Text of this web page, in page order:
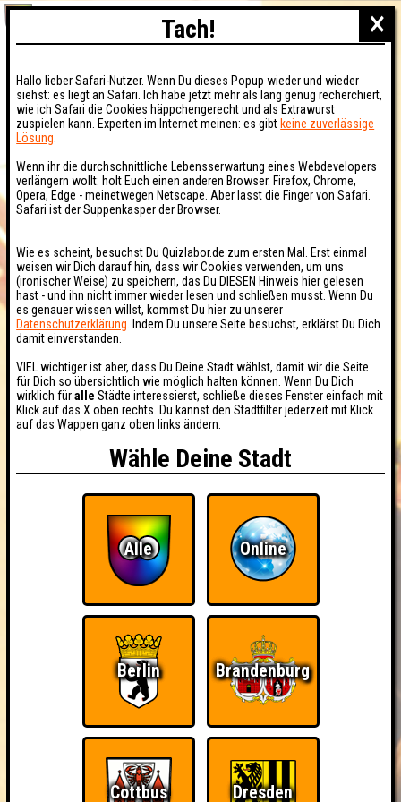
×
Tach!
Hallo lieber Safari-Nutzer. Wenn Du dieses Popup wieder und wieder
siehst: es liegt an Safari. Ich habe jetzt mehr als lang genug recherchiert,
wie ich Safari die Cookies häppchengerecht und als Extrawurst
zuspielen kann. Experten im Internet meinen: es gibt keine zuverlässige
Lösung
Wenn ihr die durchschnittliche Lebensserwartung eines Webdevelopers
verlängern wollt: holt Euch einen anderen Browser. Firefox, Chrome,
Opera, Edge - meinetwegen Netscape. Aber lasst die Finger von Safari.
Safari ist der Suppenkasper der Browser.
Wie es scheint, besuchst Du Quizlabor.de zum ersten Mal. Erst einmal
weisen wir Dich darauf hin, dass wir Cookies verwenden, um uns
(ironischer Weise) zu speichern, das Du DIESEN Hinweis hier gelesen
hast - und ihn nicht immer wieder lesen und schließen musst. Wenn Du
es genauer wissen willst, kommst Du hier zu unserer
Datenschutzerklärung . Indem Du unsere Seite besuchst, erklärst Du Dich
damit einverstanden.
VIEL wichtiger ist aber, dass Du Deine Stadt wählst, damit wir die Seite
für Dich so übersichtlich wie möglich halten können. Wenn Du Dich
wirklich füralle Städte interessierst, schließe dieses Fenster einfach mit
Klick auf das X oben rechts. Du kannst den Stadtfilter jederzeit mit Klick
auf das Wappen ganz oben links ändern:
Wähle Deine Stadt
Alle Online
Berlin Brandenburg
Cottbus Dresden